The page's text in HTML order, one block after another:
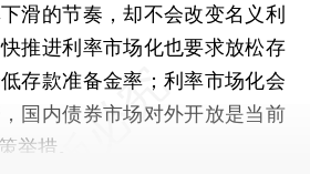
滑的节奏，却不会改变名义利
推进利率市场化也要求放松存
存款准备金率；利率市场化会
国内债券市场对外开放是当前
举措。